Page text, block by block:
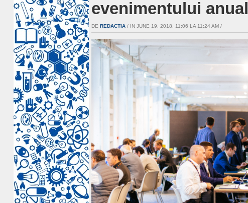
evenimentului anual
DE REDACTIA / IN JUNE 19, 2018, 11:06 LA 11:24 AM /